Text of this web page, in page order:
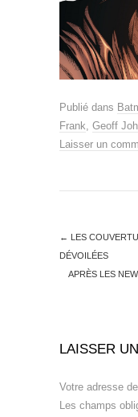
Publié dans
Frank, Geoff
Laisser un
← LES
DÉVOILÉES
APRÈS LES
LAISSER
Votre adresse
Les champs